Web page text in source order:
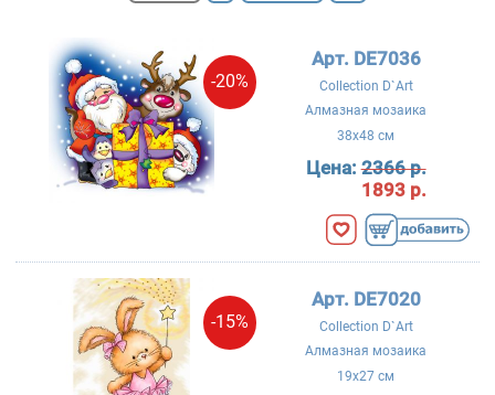
-20%
Арт. DE7036
Collection D`Art
Алмазная мозаика
38x48 см
Цена:2366 р.
1893 р.
-15%
Арт. DE7020
Collection D`Art
Алмазная мозаика
19x27 см